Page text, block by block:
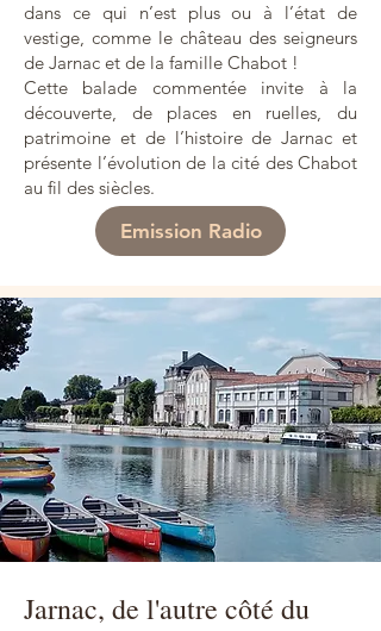
dans ce qui n’est plus ou à l’état de
vestige, comme le château des seigneurs
de Jarnac et de la famille Chabot !
Cette balade commentée invite à la
découverte, de places en ruelles, du
patrimoine et de l’histoire de Jarnac et
présente l’évolution de la cité des Chabot
au fil des siècles.
Emission Radio
Jarnac, de l'autre côté du